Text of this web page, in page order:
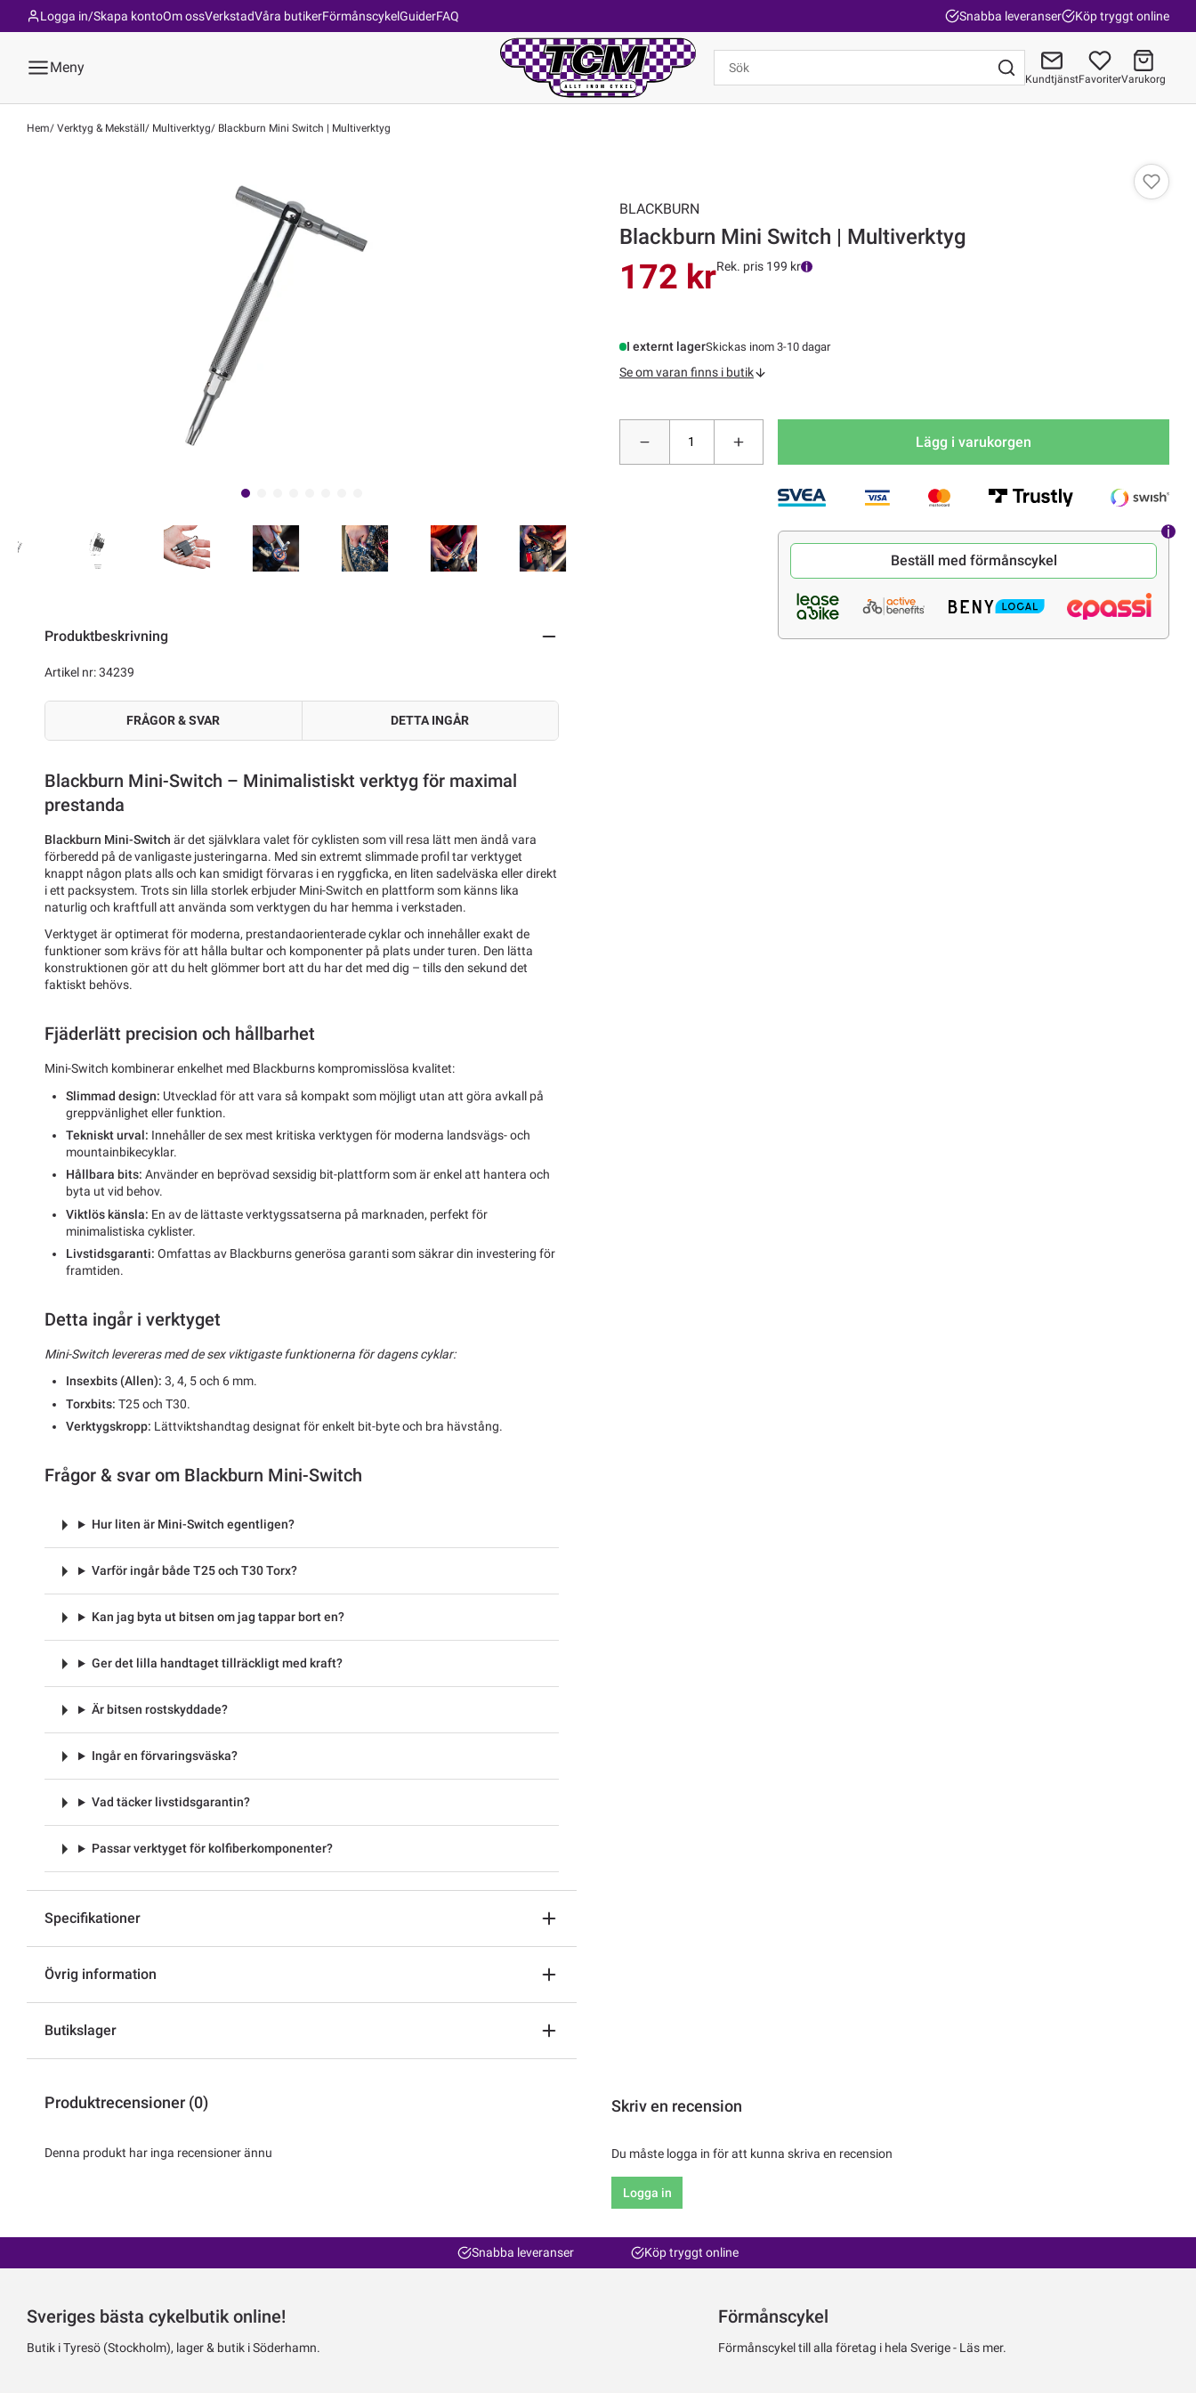
Om ossVerkstadVåra butikerFörmånscykelGuiderFAQ
Logga in/Skapa konto Snabba leveranser Köp tryggt online
Meny
KundtjänstFavoriterVarukorg
Hem Verktyg & Mekställ Multiverktyg Blackburn Mini Switch | Multiverktyg
Produktbeskrivning
Artikel nr: 34239
FRÅGOR & SVAR DETTA INGÅR
Blackburn Mini-Switch – Minimalistiskt verktyg för maximal
prestanda
Blackburn Mini-Switch är det självklara valet för cyklisten som vill resa lätt men ändå vara
förberedd på de vanligaste justeringarna. Med sin extremt slimmade profil tar verktyget
knappt någon plats alls och kan smidigt förvaras i en ryggficka, en liten sadelväska eller direkt
i ett packsystem. Trots sin lilla storlek erbjuder Mini-Switch en plattform som känns lika
naturlig och kraftfull att använda som verktygen du har hemma i verkstaden.
Verktyget är optimerat för moderna, prestandaorienterade cyklar och innehåller exakt de
funktioner som krävs för att hålla bultar och komponenter på plats under turen. Den lätta
konstruktionen gör att du helt glömmer bort att du har det med dig – tills den sekund det
faktiskt behövs.
Fjäderlätt precision och hållbarhet
Mini-Switch kombinerar enkelhet med Blackburns kompromisslösa kvalitet:
Slimmad design: Utvecklad för att vara så kompakt som möjligt utan att göra avkall på
greppvänlighet eller funktion.
Tekniskt urval: Innehåller de sex mest kritiska verktygen för moderna landsvägs- och
mountainbikecyklar.
Hållbara bits: Använder en beprövad sexsidig bit-plattform som är enkel att hantera och
byta ut vid behov.
Viktlös känsla: En av de lättaste verktygssatserna på marknaden, perfekt för
minimalistiska cyklister.
Livstidsgaranti: Omfattas av Blackburns generösa garanti som säkrar din investering för
framtiden.
Detta ingår i verktyget
Mini-Switch levereras med de sex viktigaste funktionerna för dagens cyklar:
Insexbits (Allen): 3, 4, 5 och 6 mm.
Torxbits: T25 och T30.
Verktygskropp: Lättviktshandtag designat för enkelt bit-byte och bra hävstång.
Frågor & svar om Blackburn Mini-Switch
Hur liten är Mini-Switch egentligen?
Varför ingår både T25 och T30 Torx?
Kan jag byta ut bitsen om jag tappar bort en?
Ger det lilla handtaget tillräckligt med kraft?
Är bitsen rostskyddade?
Ingår en förvaringsväska?
Vad täcker livstidsgarantin?
Passar verktyget för kolfiberkomponenter?
Specifikationer
Övrig information
Butikslager
BLACKBURN
Blackburn Mini Switch | Multiverktyg
172 krRek. pris 199 kr
I externt lagerSkickas inom 3-10 dagar
Se om varan finns i butik
Lägg i varukorgen
Beställ med förmånscykel
Produktrecensioner (0)
Denna produkt har inga recensioner ännu
Skriv en recension
Du måste logga in för att kunna skriva en recension
Logga in
Snabba leveranser Köp tryggt online
Sveriges bästa cykelbutik online!
Butik i Tyresö (Stockholm), lager & butik i Söderhamn.
Förmånscykel
Förmånscykel till alla företag i hela Sverige - Läs mer.